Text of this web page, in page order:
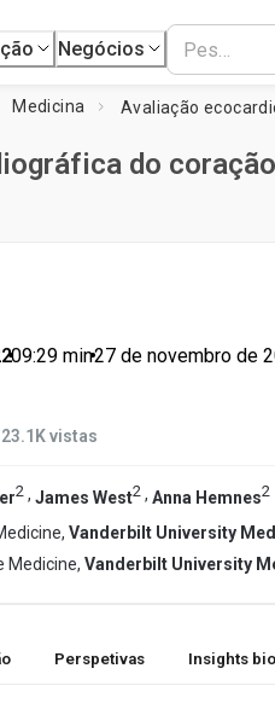
Negócios
Medicina
do
•09:29 min•27 de novembro de
23.1K vistas
2 , James West2 , Anna Hemnes2
Vanderbilt University
Medicine, Vanderbilt University
Perspetivas Insights